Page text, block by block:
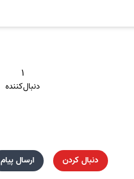
۱
دنبال‌کننده
دنبال کردن ارسال پیام